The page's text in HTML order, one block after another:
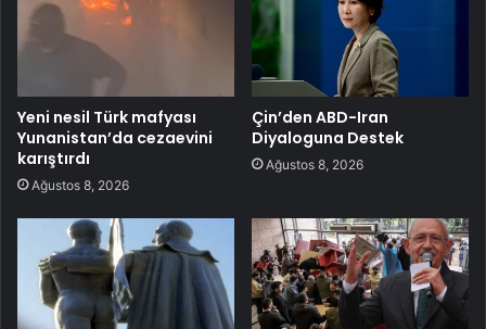
Yeni nesil Türk mafyası
Yunanistan’da cezaevini
karıştırdı
Ağustos 8, 2026
Çin’den ABD-Iran
Diyaloguna Destek
Ağustos 8, 2026